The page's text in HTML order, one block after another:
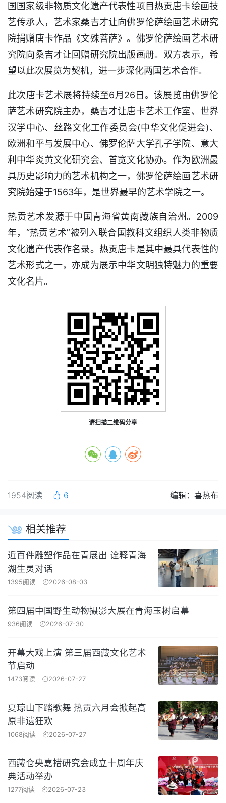
国国家级非物质文化遗产代表性项目热贡唐卡绘画技
艺传承人，艺术家桑吉才让向佛罗伦萨绘画艺术研究
院捐赠唐卡作品《文殊菩萨》。佛罗伦萨绘画艺术研
究院向桑吉才让回赠研究院出版画册。双方表示，希
望以此次展览为契机，进一步深化两国艺术合作。
此次唐卡艺术展将持续至6月26日。该展览由佛罗伦
萨艺术研究院主办，桑吉才让唐卡艺术工作室、世界
汉学中心、丝路文化工作委员会(中华文化促进会)、
欧洲和平与发展中心、佛罗伦萨大学孔子学院、意大
利中华炎黄文化研究会、首宽文化协办。作为欧洲最
具历史影响力的艺术机构之一，佛罗伦萨绘画艺术研
究院始建于1563年，是世界最早的艺术学院之一。
热贡艺术发源于中国青海省黄南藏族自治州。2009
年，“热贡艺术”被列入联合国教科文组织人类非物质
文化遗产代表作名录。热贡唐卡是其中最具代表性的
艺术形式之一，亦成为展示中华文明独特魅力的重要
文化名片。
请扫描二维码分享
1954阅读 6 编辑：喜热布
相关推荐
近百件雕塑作品在青展出 诠释青海
湖生灵对话
1395阅读 2026-08-03
第四届中国野生动物摄影大展在青海玉树启幕
936阅读 2026-07-30
开幕大戏上演 第三届西藏文化艺术
节启动
1473阅读 2026-07-27
夏琼山下踏歌舞 热贡六月会掀起高
原非遗狂欢
1068阅读 2026-07-27
西藏仓央嘉措研究会成立十周年庆
典活动举办
1277阅读 2026-07-23